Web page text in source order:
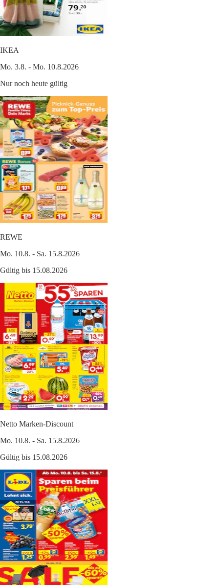
IKEA
Mo. 3.8. - Mo. 10.8.2026
Nur noch heute gültig
REWE
Mo. 10.8. - Sa. 15.8.2026
Gültig bis 15.08.2026
Netto Marken-Discount
Mo. 10.8. - Sa. 15.8.2026
Gültig bis 15.08.2026